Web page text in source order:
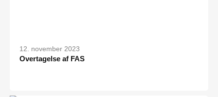
12. november 2023
Overtagelse af FAS